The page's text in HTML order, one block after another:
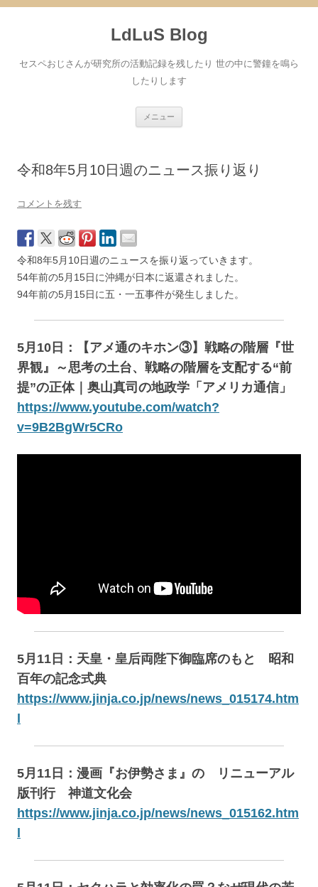
へ
ス
LdLuS Blog
セスペおじさんが研究所の活動記録を残したり 世の中に警鐘を鳴ら
したりします
メニュー
令和8年5月10日週のニュース振り返り
コメントを残す
令和8年5月10日週のニュースを振り返っていきます。
54年前の5月15日に沖縄が日本に返還されました。
94年前の5月15日に五・一五事件が発生しました。
5月10日：【アメ通のキホン③】戦略の階層『世
界観』～思考の土台、戦略の階層を支配する“前
提”の正体｜奥山真司の地政学「アメリカ通信」
https://www.youtube.com/watch?
v=9B2BgWr5CRo
5月11日：天皇・皇后両陛下御臨席のもと 昭和
百年の記念式典
https://www.jinja.co.jp/news/news_015174.htm
5月11日：漫画『お伊勢さま』の リニューアル
版刊行 神道文化会
https://www.jinja.co.jp/news/news_015162.htm